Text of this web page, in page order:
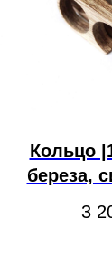
Кольцо
береза,
3